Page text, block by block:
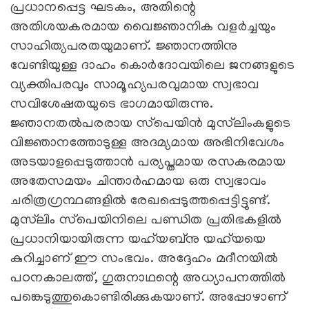
പ്രധാനപ്പെട്ട ഘടകം, അതിന്റെ
അതിശയകരമായ വൈജ്ഞാനിക വളര്‍ച്ചയും
സാഹിത്യപരതയുമാണ്. ജ്ഞാനത്തിനു
വേണ്ടിയുള്ള ദാഹം കൊര്‍ദോവയിലെ ജനങ്ങളുടെ
വ്യക്തിപരവും സാമൂഹ്യപരവുമായ സ്വഭാവ
സവിശേഷതയുടെ ഭാഗമായിരുന്നു.
ജ്ഞാനതല്‍പരരായ സ്‌പെയിന്‍ മുസ്‌ലിംകളുടെ
വിജ്ഞാനത്തോടുള്ള അദമ്യമായ അഭിനിവേശം
അടയാളപ്പെടുത്താന്‍ പര്യപ്തമായ രസകരമായ
അതേസമയം ചിന്താര്‍ഹമായ ഒരു സ്വഭാവം
ചരിത്രഗ്രന്ഥങ്ങളില്‍ രേഖപ്പെടുത്തപ്പെട്ടിട്ടുണ്ട്.
മുസ്‌ലിം സ്‌പെയിനിലെ പണ്ഡിത പ്രതിഭകളില്‍
പ്രധാനിയായിരുന്ന യഹ്‌യബ്‌നു യഹ്‌യയെ
കുറിച്ചാണ് ഈ സംഭവം. അദ്ദേഹം മദീനയില്‍
പഠനകാലത്ത്, ഗുരുനാഥന്റെ അധ്യാപനത്തില്‍
പങ്കെടുത്തുകൊണ്ടിരിക്കുകയാണ്. അപ്പോഴാണ്